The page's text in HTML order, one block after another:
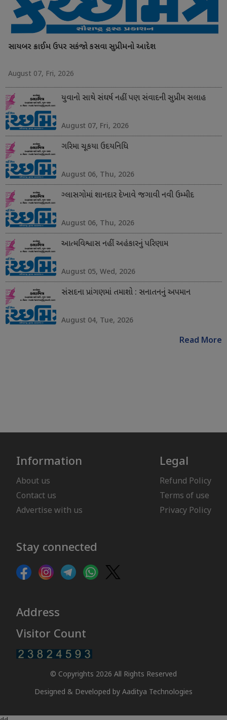
સાયબર ક્રાઈમ ઉપર સકંજો કસવા સુપ્રીમનો આદેશ
August 07, Fri, 2026
યુવાનો સાથે સંઘર્ષ નહીં પણ સંવાદની સુપ્રીમ સલાહ
August 07, Fri, 2026
ગરિમા ચૂકયા ઉદયનિધિ
August 06, Thu, 2026
ગ્લાસગોમાં શાનદાર દેખાવે જગાવી નવી ઉમ્મીદ
August 06, Thu, 2026
આત્મવિશ્વાસ નહીં અહંકારનું પરિણામ
August 05, Wed, 2026
સંસદના પ્રાંગણમાં તમાશો : સનાતનનું અપમાન
August 04, Tue, 2026
Read More
Information
About us
Contact us
Advertise with us
Legal
Refund Policy
Terms of use
Privacy Policy
Stay connected
Address
Visitor Count
© Copyrights 2026 All Rights Reserved
Designed & Developed by Aaditya Technologies